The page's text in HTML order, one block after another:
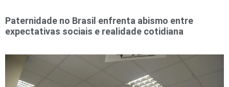
Paternidade no Brasil enfrenta abismo entre
expectativas sociais e realidade cotidiana